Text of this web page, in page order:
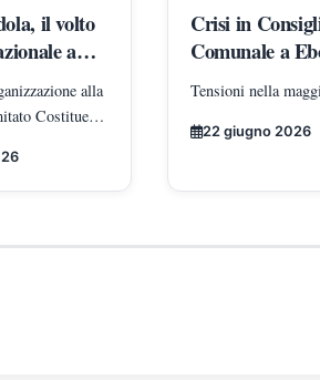
il volto
a
che sta
territorio
alla
Costituente
adesioni:
conferma uno
nella
Crisi in
Comunale a
l'approvazione
bilancio.
Tensioni nella
22 giugno 2026